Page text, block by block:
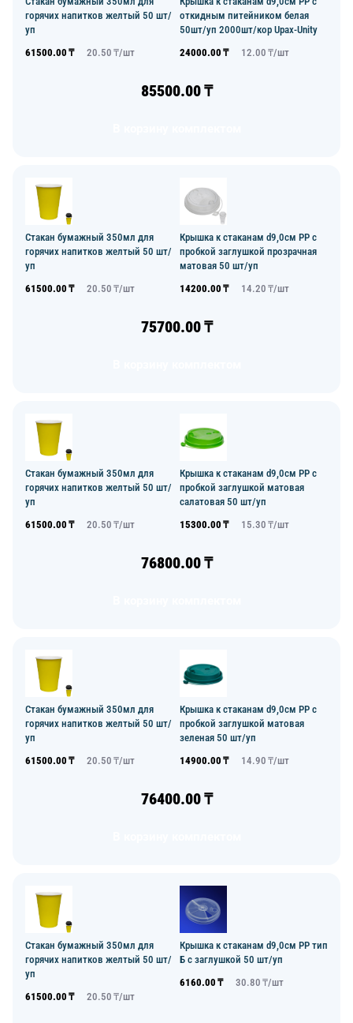
горячих напитков желтый 50 шт/
уп
61500.00 ₸ 20.50 ₸/шт
откидным питейником белая
50шт/уп 2000шт/кор Upax-Unity
24000.00 ₸ 12.00 ₸/шт
85500.00₸
Стакан бумажный 350мл для
горячих напитков желтый 50 шт/
уп
61500.00 ₸ 20.50 ₸/шт
Крышка к стаканам d9,0см PP с
пробкой заглушкой прозрачная
матовая 50 шт/уп
14200.00 ₸ 14.20 ₸/шт
75700.00₸
Стакан бумажный 350мл для
горячих напитков желтый 50 шт/
уп
61500.00 ₸ 20.50 ₸/шт
Крышка к стаканам d9,0см PP с
пробкой заглушкой матовая
салатовая 50 шт/уп
15300.00 ₸ 15.30 ₸/шт
76800.00₸
Стакан бумажный 350мл для
горячих напитков желтый 50 шт/
уп
61500.00 ₸ 20.50 ₸/шт
Крышка к стаканам d9,0см PP с
пробкой заглушкой матовая
зеленая 50 шт/уп
14900.00 ₸ 14.90 ₸/шт
76400.00₸
Стакан бумажный 350мл для
горячих напитков желтый 50 шт/
уп
61500.00 ₸ 20.50 ₸/шт
Крышка к стаканам d9,0см PP тип
Б с заглушкой 50 шт/уп
6160.00 ₸ 30.80 ₸/шт